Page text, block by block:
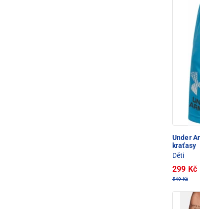
Under
kraťasy
Děti
299 Kč
549 Kč